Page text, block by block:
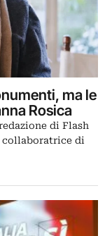
ma le
Rosica
di Flash
collaboratrice di